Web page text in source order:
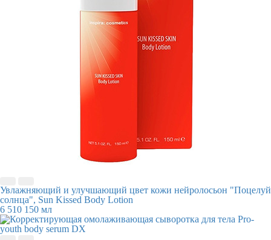
Увлажняющий и улучшающий цвет кожи нейролосьон "Поцелуй
солнца", Sun Kissed Body Lotion
6 510 150 мл